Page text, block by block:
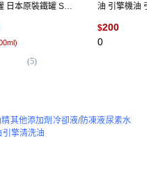
日本原裝鐵罐 SP
)
(5)
油 引擎機油 引
型適用各廠牌車
供應, 1個, 汽油
$200
0
其他添加劑 冷卻液/防凍液尿素水
引擎清洗油